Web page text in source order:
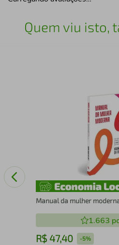
Quem viu isto,
Manual da mulher
1.663
R$ 47,40 -5%